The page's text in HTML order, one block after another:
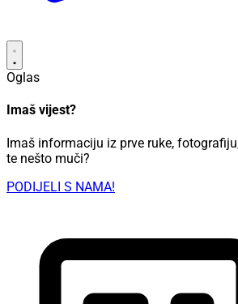
Oglas
Imaš vijest?
Imaš informaciju iz prve ruke,
te nešto muči?
PODIJELI S NAMA!